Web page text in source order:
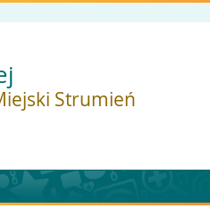
Strumień